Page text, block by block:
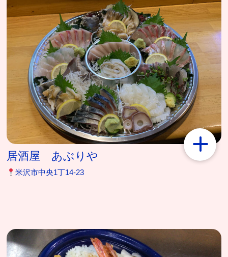
居酒屋 あぶりや
米沢市中央1丁14-23